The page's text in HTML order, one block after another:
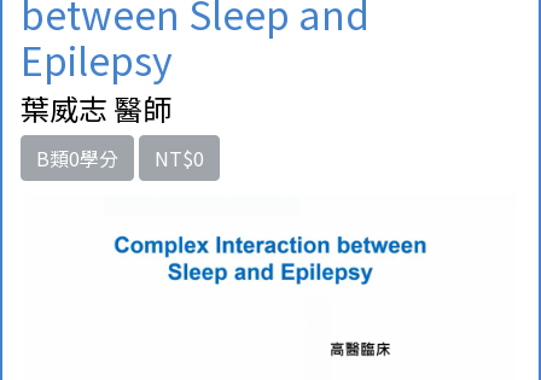
between Sleep and
Epilepsy
葉威志 醫師
B類0學分 NT$0